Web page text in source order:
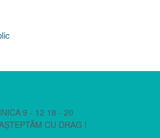
9 - 12 18 - 20
CU DRAG !